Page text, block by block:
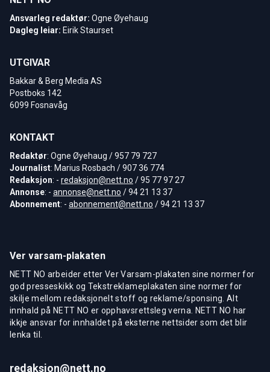
Ansvarleg redaktør: Ogne Øyehaug
Dagleg leiar: Eirik Staurset
UTGIVAR
Bakkar & Berg Media AS
Postboks 142
6099 Fosnavåg
KONTAKT
Redaktør: Ogne Øyehaug / 957 79 727
Journalist: Marius Rosbach / 907 36 774
Redaksjon: - redaksjon@nett.no / 95 77 97 27
Annonse: - annonse@nett.no / 94 21 13 37
Abonnement: - abonnement@nett.no / 94 21 13 37
Ver varsam-plakaten
NETT NO arbeider etter Ver Varsam-plakaten sine normer for
god presseskikk og Tekstreklameplakaten sine normer for
skilje mellom redaksjonelt stoff og reklame/sponsing. Alt
innhald på NETT NO er opphavsrettsleg verna. NETT NO har
ikkje ansvar for innhaldet på eksterne nettsider som det blir
lenka til.
redaksjon@nett.no